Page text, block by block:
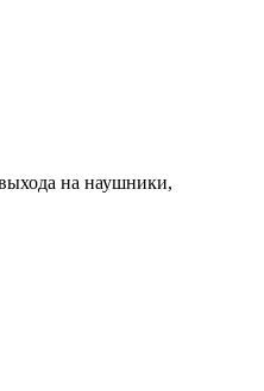
на наушники,